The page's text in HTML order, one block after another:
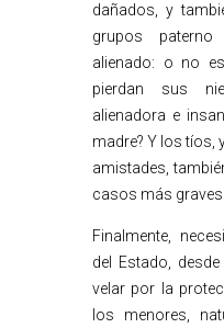
dañados, y
grupos
alienado: o no
pierdan sus
alienadora e
madre? Y los tíos,
amistades,
casos más graves
Finalmente,
del Estado,
velar por la
los menores,